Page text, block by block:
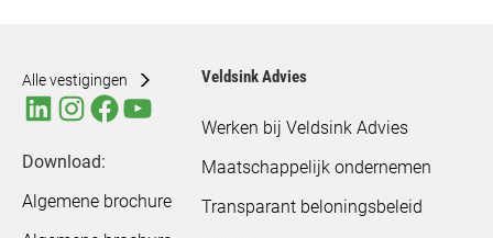
Alle vestigingen
Download:
Algemene brochure
Veldsink Advies
Werken bij Veldsink Advies
Maatschappelijk ondernemen
Transparant beloningsbeleid